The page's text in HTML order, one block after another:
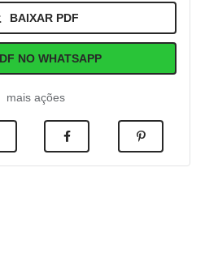
BAIXAR PDF
NO WHATSAPP
mais ações